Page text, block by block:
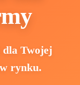
dla Twojej
rynku.